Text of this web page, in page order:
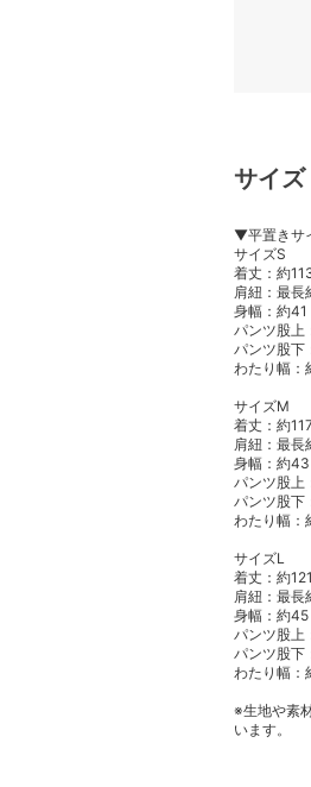
サイズ
▼平置きサ
サイズS
着丈：約
肩紐：最
身幅：約41
パンツ股上
パンツ股下
わたり幅：
サイズM
着丈：約117
肩紐：最
身幅：約43
パンツ股上
パンツ股下
わたり幅：
サイズL
着丈：約121
肩紐：最
身幅：約45
パンツ股上
パンツ股下
わたり幅：
※生地や素
います。